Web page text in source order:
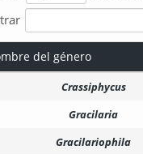
del género
Crassiphycus
Gracilaria
Gracilariophila